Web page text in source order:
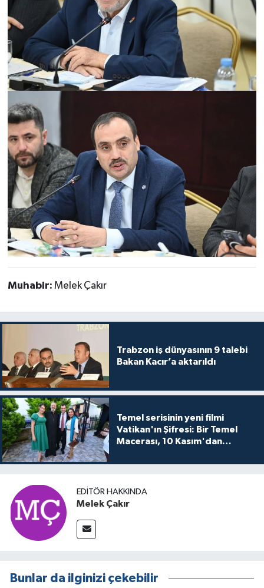
Muhabir: Melek Çakır
Trabzon iş dünyasının 9 talebi
Bakan Kacır’a aktarıldı
Temel serisinin yeni filmi
Vatikan'ın Şifresi: Bir Temel
Macerası, 10 Kasım'dan
buluşuyo
EDITÖR HAKKINDA
Melek Çakır
Bunlar da ilginizi çekebilir